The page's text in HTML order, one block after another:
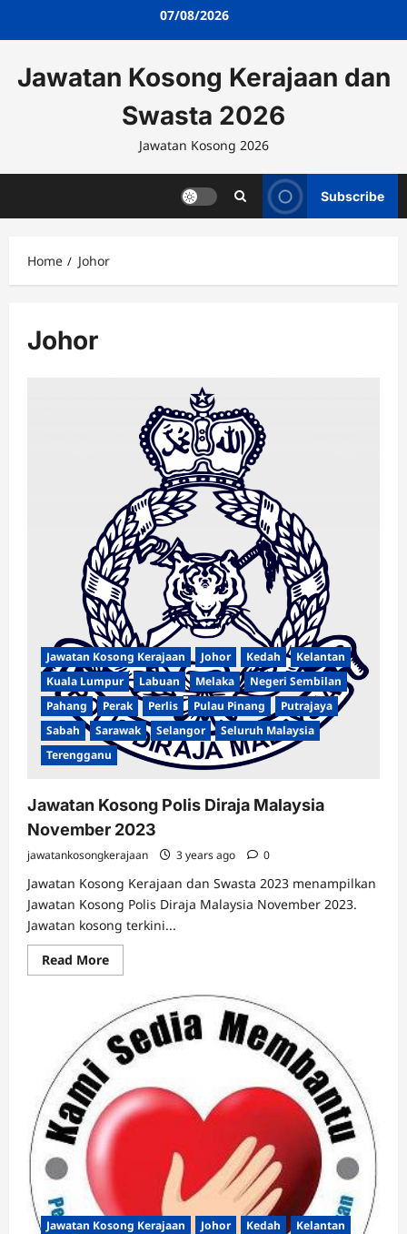
07/08/2026
Jawatan Kosong Kerajaan dan
Swasta 2026
Jawatan Kosong 2026
Subscribe
Home Johor
Johor
Jawatan Kosong Kerajaan Johor Kedah
Kelantan
Kuala Lumpur
Labuan Melaka
Negeri Sembilan
Pahang
Perak Perlis Pulau Pinang
Putrajaya
Sabah
Sarawak Selangor
Seluruh Malaysia
Terengganu
Jawatan Kosong Polis Diraja Malaysia
November 2023
jawatankosongkerajaan 3 years ago 0
Jawatan Kosong Kerajaan dan Swasta 2023 menampilkan
Jawatan Kosong Polis Diraja Malaysia November 2023.
Jawatan kosong terkini...
Read MoreRead
more
Jawatan
Kosong
Polis
Diraja
Malaysia
November
2023
Jawatan Kosong Kerajaan Johor Kedah
Kelantan